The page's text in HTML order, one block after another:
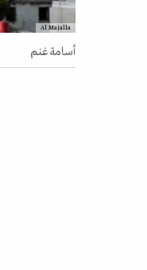
Al Majalla
أسامة غنم